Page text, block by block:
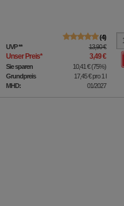
4
UVP** 13,90 €
Unser Preis* 3,49 €
Sie sparen 10,41 €(75%)
Grundpreis
17,45 €pro 1 l
MHD:
01/2027